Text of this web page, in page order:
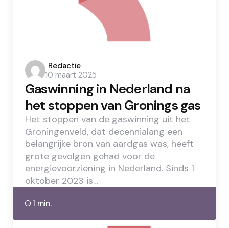
Posted
by
Redactie
10 maart 2025
Gaswinning in Nederland na
het stoppen van Gronings gas
Het stoppen van de gaswinning uit het
Groningenveld, dat decennialang een
belangrijke bron van aardgas was, heeft
grote gevolgen gehad voor de
energievoorziening in Nederland. Sinds 1
oktober 2023 is…
1 min.